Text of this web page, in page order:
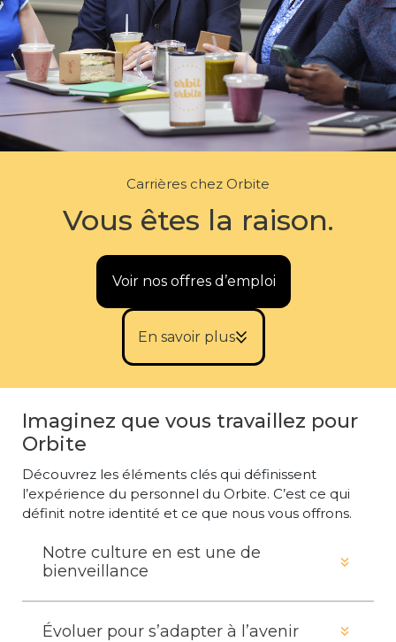
Carrières chez Orbite
Vous êtes la raison.
Voir nos offres d’emploi
En savoir pluskeyboard_double_arrow_down
Imaginez que vous travaillez pour
Orbite
Découvrez les éléments clés qui définissent
l’expérience du personnel du Orbite. C’est ce qui
définit notre identité et ce que nous vous offrons.
Notre culture en est une de
bienveillance
Évoluer pour s’adapter à l’avenir